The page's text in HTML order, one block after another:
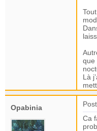
que
Là
Opabinia
Ca